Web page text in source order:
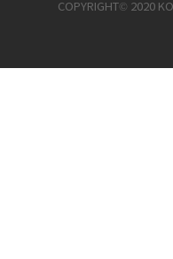
COPYRIGHT© 2020